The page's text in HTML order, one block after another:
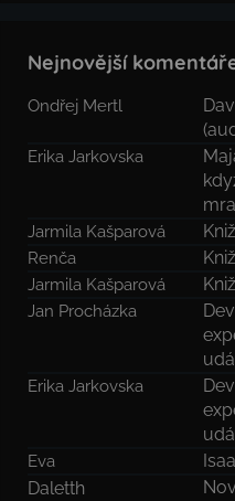
Nejnovější
Ondřej Mertl
Erika Jarkovska
Jarmila Kašparová
Renča
Jarmila Kašparová
Jan Procházka
Erika Jarkovska
Eva
Daletth